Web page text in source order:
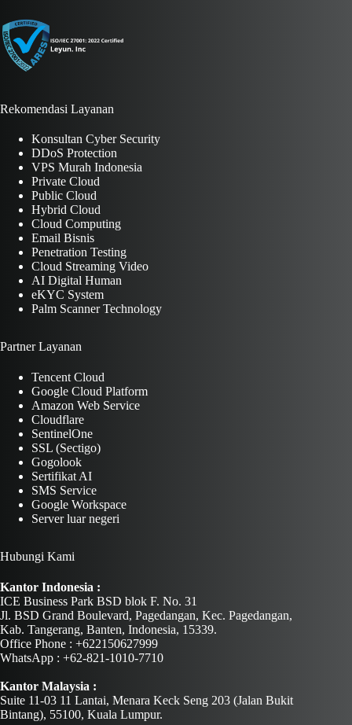
Rekomendasi Layanan
Konsultan Cyber Security
DDoS Protection
VPS Murah Indonesia
Private Cloud
Public Cloud
Hybrid Cloud
Cloud Computing
Email Bisnis
Penetration Testing
Cloud Streaming Video
AI Digital Human
eKYC System
Palm Scanner Technology
Partner Layanan
Tencent Cloud
Google Cloud Platform
Amazon Web Service
Cloudflare
SentinelOne
SSL (Sectigo)
Gogolook
Sertifikat AI
SMS Service
Google Workspace
Server luar negeri
Hubungi Kami
Kantor Indonesia :
ICE Business Park BSD blok F. No. 31
Jl. BSD Grand Boulevard, Pagedangan, Kec. Pagedangan,
Kab. Tangerang, Banten, Indonesia, 15339.
Office Phone : +622150627999
WhatsApp : +62-821-1010-7710
Kantor Malaysia :
Suite 11-03 11 Lantai, Menara Keck Seng 203 (Jalan Bukit
Bintang), 55100, Kuala Lumpur.